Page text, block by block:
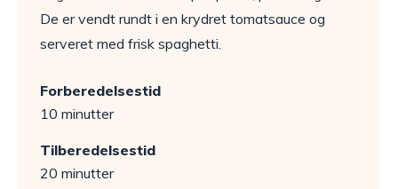
De er vendt rundt i en krydret tomatsauce og
serveret med frisk spaghetti.
Forberedelsestid
10 minutter
Tilberedelsestid
20 minutter